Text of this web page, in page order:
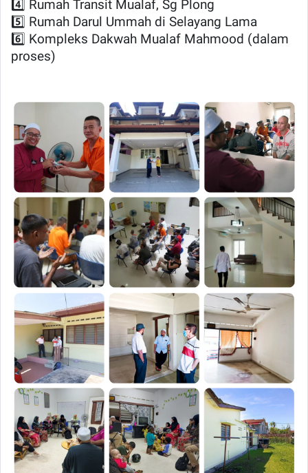
4️⃣ Rumah Transit Mualaf, Sg Plong
5️⃣ Rumah Darul Ummah di Selayang Lama
6️⃣ Kompleks Dakwah Mualaf Mahmood (dalam
proses)